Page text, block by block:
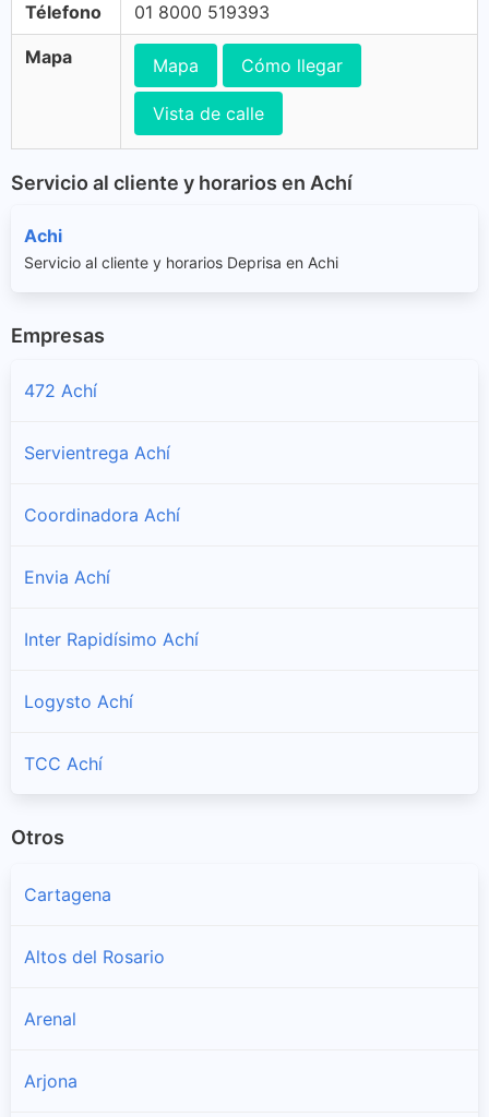
Télefono 01 8000 519393
Mapa Mapa Cómo llegar
Vista de calle
Servicio al cliente y horarios en Achí
Achi
Servicio al cliente y horarios Deprisa en Achi
Empresas
472 Achí
Servientrega Achí
Coordinadora Achí
Envia Achí
Inter Rapidísimo Achí
Logysto Achí
TCC Achí
Otros
Cartagena
Altos del Rosario
Arenal
Arjona